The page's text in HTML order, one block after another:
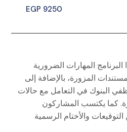
EGP 9250
المهارات الضرورية
المزورة، بالإضافة إلى
البنوك في التعامل مع حالات
كما يكتسب المشاركون
التوقيعات والأختام الرسمية